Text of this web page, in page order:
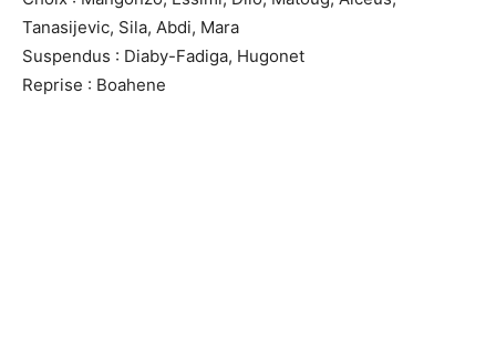
Tanasijevic, Sila, Abdi, Mara
Suspendus : Diaby-Fadiga, Hugonet
Reprise : Boahene